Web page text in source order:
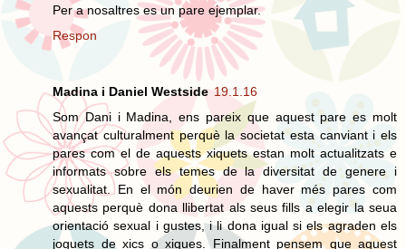
Per a nosaltres es un pare ejemplar.
Respon
Madina i Daniel Westside 19.1.16
Som Dani i Madina, ens pareix que aquest pare es molt
avançat culturalment perquè la societat esta canviant i els
pares com el de aquests xiquets estan molt actualitzats e
informats sobre els temes de la diversitat de genere i
sexualitat. En el món deurien de haver més pares com
aquests perquè dona llibertat als seus fills a elegir la seua
orientació sexual i gustes, i li dona igual si els agraden els
joguets de xics o xiques. Finalment pensem que aquest